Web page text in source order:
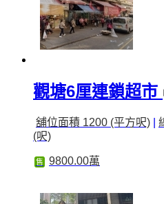
觀塘6厘連鎖超市
舖位面積 1200 (平方呎)
(呎)
售 9800.00萬